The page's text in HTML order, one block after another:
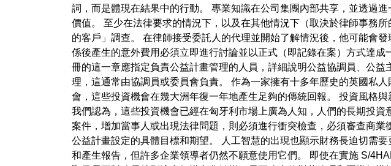
詞，而是體現在結果中的行動。 專業知識在公司集團內部共享，並透過
價值。 至少在法律要求的情況下，以及在其他情況下（取決於律師事務
的客戶」調查。 在律師接受委託人的代理並開始了解情況後，他可能會
係後產生的意外費用必須立即進行討論並以正式（即記錄在案）方式達
冊的這一章應指定負責公益計畫管理的人員，詳細說明公益協調員、公
理，這通常由協調員或委員會負責。 作為一家擁有十多年歷史的英國私
會，這些投資機會在幾大洲年復一年地產生足夠的傳統回報。 投資風格
我們認為，這些投資機會已經在匈牙利市場上廣為人知，人們的長期投
案件，增加當事人或出現法律問題，則必須進行衝突檢查，必須審查商
公益計畫設定的具體目標和期望。 人工智慧的出現也顯示財務長迫切需
和產生報告，但許多企業領導者仍然不願意使用它們。 即使在實施 S/